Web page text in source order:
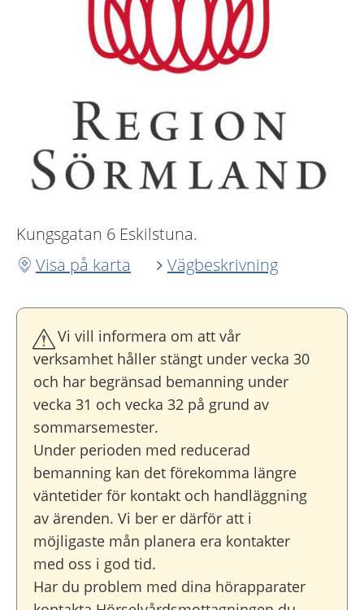
Kungsgatan 6 Eskilstuna.
Visa på karta
Vägbeskrivning
Vi vill informera om att vår
verksamhet håller stängt under vecka 30
och har begränsad bemanning under
vecka 31 och vecka 32 på grund av
sommarsemester.
Under perioden med reducerad
bemanning kan det förekomma längre
väntetider för kontakt och handläggning
av ärenden. Vi ber er därför att i
möjligaste mån planera era kontakter
med oss i god tid.
Har du problem med dina hörapparater